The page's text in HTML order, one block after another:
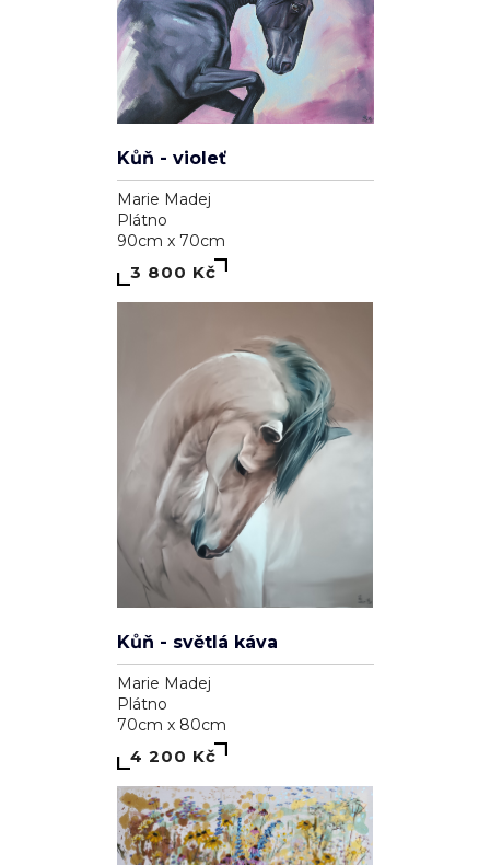
Kůň - violeť
Marie Madej
Plátno
90cm x 70cm
3 800 Kč
Kůň - světlá káva
Marie Madej
Plátno
70cm x 80cm
4 200 Kč